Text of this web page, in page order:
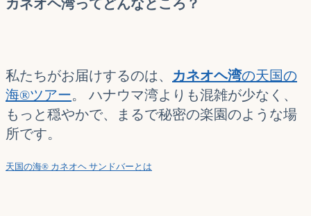
カネオヘ湾ってどんなところ？
私たちがお届けするのは、 カネオヘ湾の天国の
海®ツアー。 ハナウマ湾よりも混雑が少なく、
もっと穏やかで、まるで秘密の楽園のような場
所です。
天国の海® カネオヘ サンドバーとは